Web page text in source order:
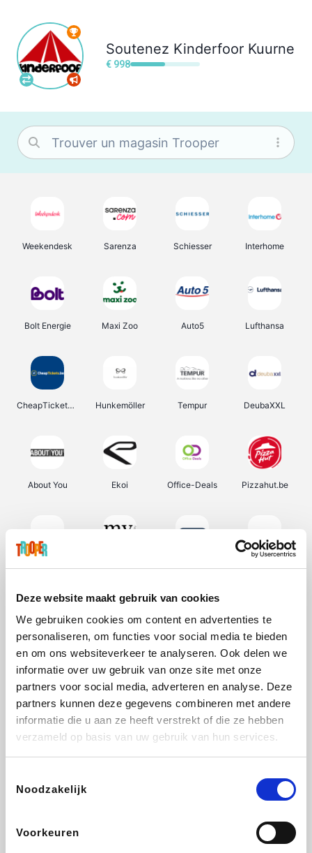
Deze website maakt gebruik van cookies
We gebruiken cookies om content en advertenties te
personaliseren, om functies voor social media te bieden
en om ons websiteverkeer te analyseren. Ook delen we
informatie over uw gebruik van onze site met onze
partners voor social media, adverteren en analyse. Deze
partners kunnen deze gegevens combineren met andere
informatie die u aan ze heeft verstrekt of die ze hebben
verzameld op basis van uw gebruik van hun services.
Noodzakelijk
Voorkeuren
Soutenez Kinderfoor Kuurne
€ 998
Weekendesk Sarenza Schiesser Interhome
Bolt Energie Maxi Zoo Auto5 Lufthansa
CheapTickets.be Hunkemöller Tempur DeubaXXL
About You Ekoi Office-Deals Pizzahut.be
Bax Music Martin's Hotels Kambukka Bamboo Basics
OTTO Office